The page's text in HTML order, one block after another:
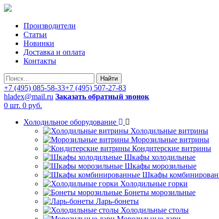
Производители
Статьи
Новинки
Доставка и оплата
Контакты
Найти
+7 (495) 085-58-33+7 (495) 507-27-83
hladex@mail.ru Заказать обратный звонок
0 шт. 0 руб.
Холодильное оборудование
Холодильные витрины
Морозильные витрины
Кондитерские витрины
Шкафы холодильные
Шкафы морозильные
Шкафы
Холодильные горки
Бонеты морозильные
Ларь-бонеты
Холодильные столы